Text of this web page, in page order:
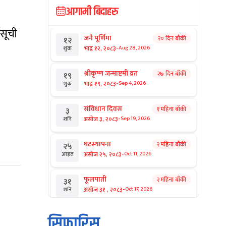
आगामी बिदाहरु
१२
शुक्र
जनै पूर्णिमा
भाद्र १२, २०८३-Aug 28, 2026
२० दिन बाँकी
१९
शुक्र
श्रीकृष्ण जन्माष्टमी व्रत
भाद्र १९, २०८३-Sep 4, 2026
२७ दिन बाँकी
३
शनि
संविधान दिवस
असोज ३, २०८३-Sep 19, 2026
१ महिना बाँकी
२५
आइत
घटस्थापना
असोज २५, २०८३-Oct 11, 2026
२ महिना बाँकी
३१
शनि
फूलपाती
असोज ३१ , २०८३-Oct 17, 2026
२ महिना बाँकी
१ कार्तिक सङ्क्रान्ति